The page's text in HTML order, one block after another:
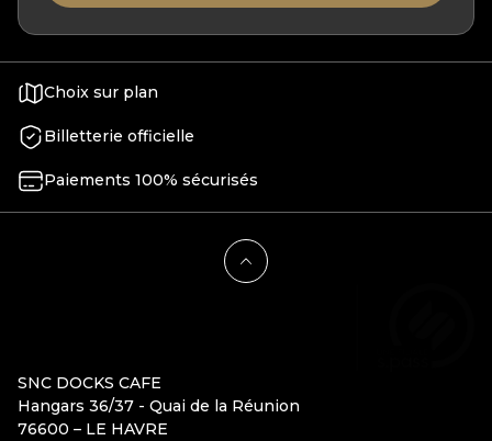
Choix sur plan
Billetterie officielle
Paiements 100% sécurisés
SNC DOCKS CAFE
Hangars 36/37 - Quai de la Réunion
76600 – LE HAVRE